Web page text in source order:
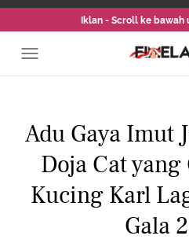
Iklan - Scroll ke
Adu Gaya Imut
Doja Cat yang
Kucing Karl
Gala